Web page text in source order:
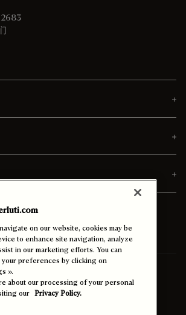
文)
on our website, cookies may be
to enhance site navigation, analyze
in our marketing efforts. You can
your preferences by clicking on
».
about our processing of your personal
our Privacy Policy.